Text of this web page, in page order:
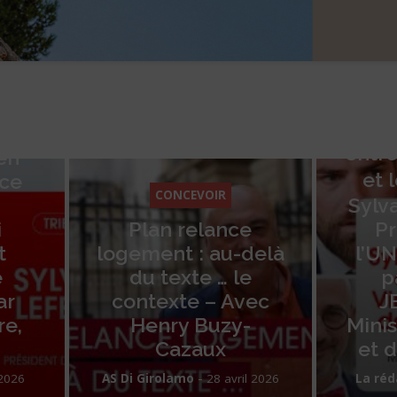
CONCEVOIR
Plan relance
: au-delà
du texte … le
contexte – Avec
Henry Buzy-
Cazaux
Di Girolamo -28 avril 2026
entre
et
Sylvain
Président de
l’UNPI
par Vincent
JEANBRUN,
Ministre de la
et du
La rédaction - 17 avril